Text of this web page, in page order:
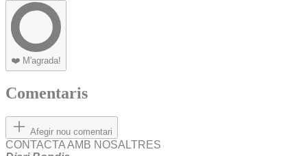
❤️ M'agrada!
Comentaris
Afegir nou comentari
CONTACTA AMB NOSALTRES